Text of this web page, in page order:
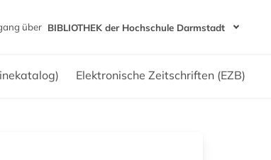
über BIBLIOTHEK der Hochschule Darmstadt
Elektronische Zeitschriften (EZB)